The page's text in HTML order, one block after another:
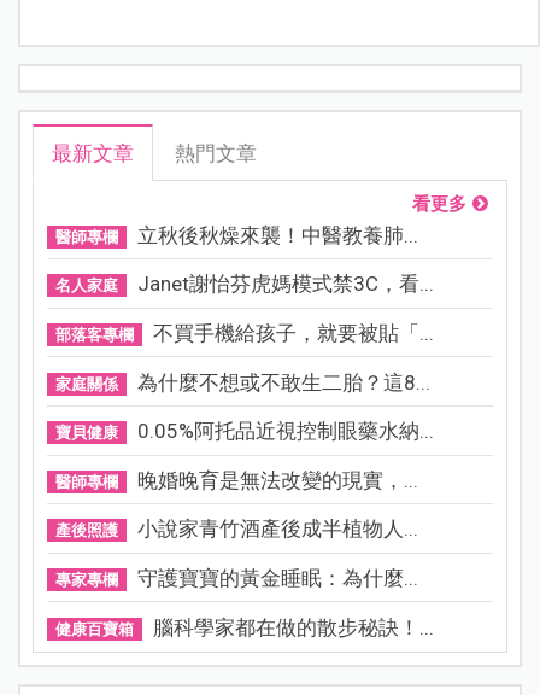
最新文章 熱門文章
看更多
醫師專欄 立秋後秋燥來襲！中醫教養肺...
名人家庭 Janet謝怡芬虎媽模式禁3C，看...
部落客專欄 不買手機給孩子，就要被貼「...
家庭關係 為什麼不想或不敢生二胎？這8...
寶貝健康 0.05%阿托品近視控制眼藥水納...
醫師專欄 晚婚晚育是無法改變的現實，...
產後照護 小說家青竹酒產後成半植物人...
專家專欄 守護寶寶的黃金睡眠：為什麼...
健康百寶箱 腦科學家都在做的散步秘訣！...